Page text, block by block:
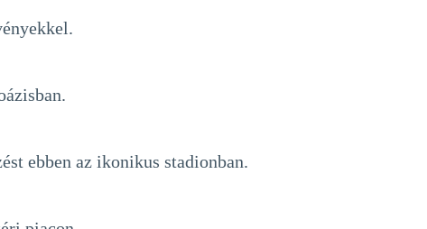
ebben az ikonikus stadionban.